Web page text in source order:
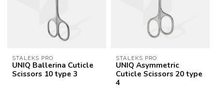
STALEKS PRO
UNIQ Ballerina Cuticle
Scissors 10 type 3
STALEKS PRO
UNIQ Asymmetric
Cuticle Scissors 20 type
4